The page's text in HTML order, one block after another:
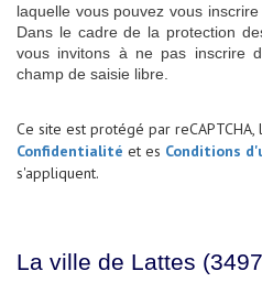
laquelle vous pouvez vous inscrire
Dans le cadre de la protection
vous invitons à ne pas inscrire
champ de saisie libre.
Ce site est protégé par reCAPTCHA,
Confidentialité et es Conditions
s'appliquent.
La ville de Lattes